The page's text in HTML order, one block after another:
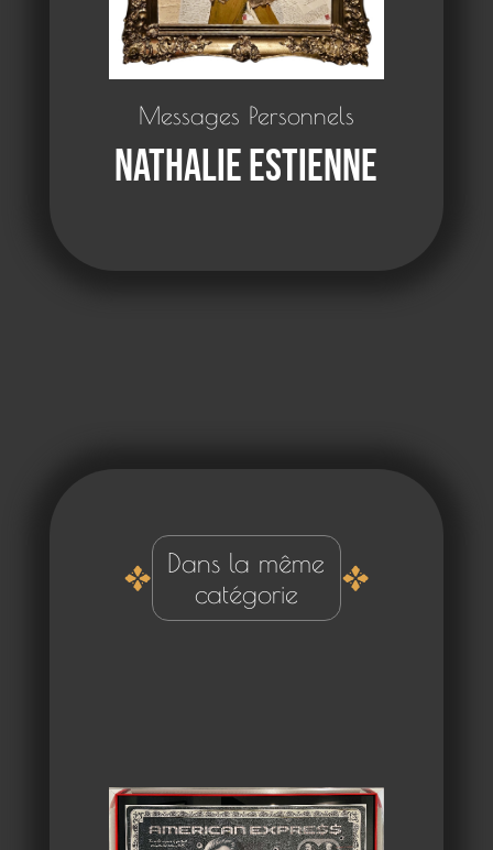
Messages Personnels
Nathalie Estienne
Dans la même
catégorie